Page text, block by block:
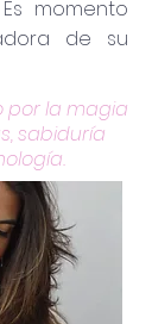
momento
de su
por la magia
sabiduría